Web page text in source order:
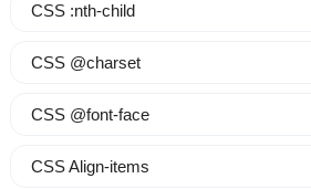
CSS :nth-child
CSS @charset
CSS @font-face
CSS Align-items